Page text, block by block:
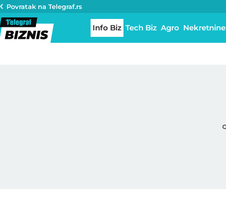
Povratak na Telegraf.rs
Info Biz Tech Biz Agro Nekretnine